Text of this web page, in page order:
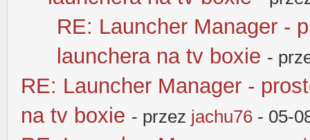
RE: Launcher Manager -
launchera na tv boxie -
RE: Launcher Manager -
na tv boxie - przez jachu76 - 05-